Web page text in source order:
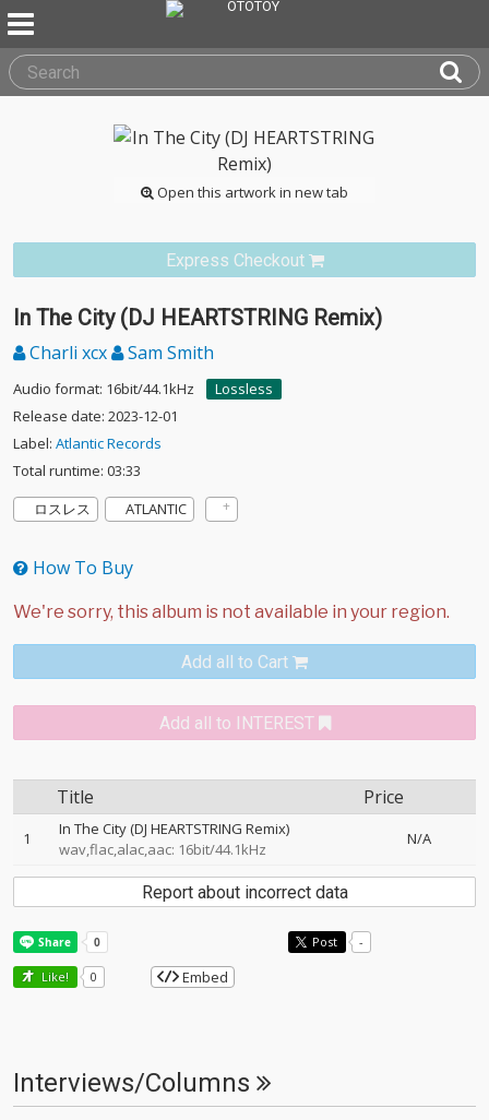
Open this artwork in new tab
Express Checkout
In The City (DJ HEARTSTRING Remix)
Charli xcx Sam Smith
Audio format: 16bit/44.1kHz
Lossless
Release date: 2023-12-01
Label: Atlantic Records
Total runtime: 03:33
ロスレス
ATLANTIC
How To Buy
Add all to Cart
Add all to INTEREST
Title Price
1
In The City (DJ HEARTSTRING Remix)
wav,flac,alac,aac: 16bit/44.1kHz
N/A
Report about incorrect data
Post -
Like! 0 Embed
Interviews/Columns